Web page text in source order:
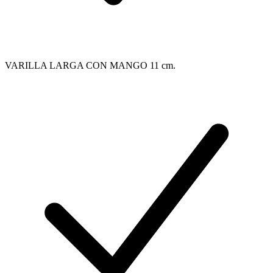
VARILLA LARGA CON MANGO 11 cm.